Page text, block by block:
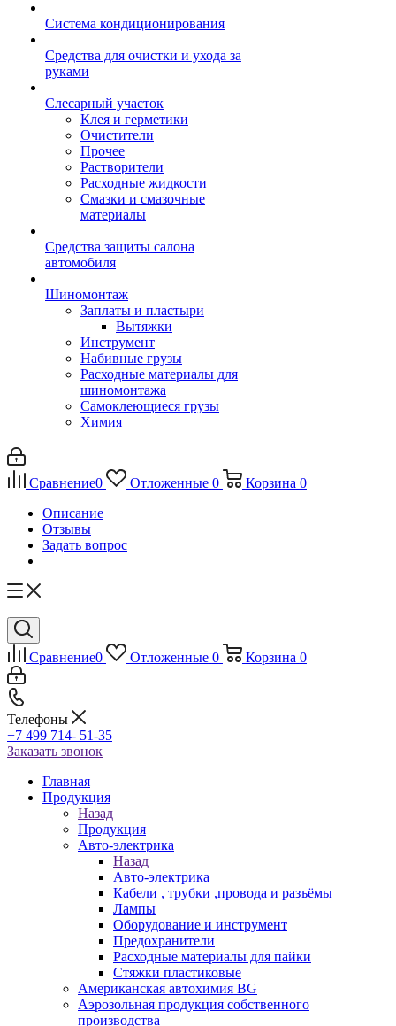
Система кондиционирования
Средства для очистки и ухода за
руками
Слесарный участок
Клея и герметики
Очистители
Прочее
Растворители
Расходные жидкости
Смазки и смазочные
материалы
Средства защиты салона
автомобиля
Шиномонтаж
Заплаты и пластыри
Вытяжки
Инструмент
Набивные грузы
Расходные материалы для
шиномонтажа
Самоклеющиеся грузы
Химия
Сравнение0 Отложенные 0 Корзина 0
Описание
Отзывы
Задать вопрос
Сравнение0 Отложенные 0 Корзина 0
Телефоны
+7 499 714- 51-35
Заказать звонок
Главная
Продукция
Назад
Продукция
Авто-электрика
Назад
Авто-электрика
Кабели , трубки ,провода и разъёмы
Лампы
Оборудование и инструмент
Предохранители
Расходные материалы для пайки
Стяжки пластиковые
Американская автохимия BG
Аэрозольная продукция собственного
производства